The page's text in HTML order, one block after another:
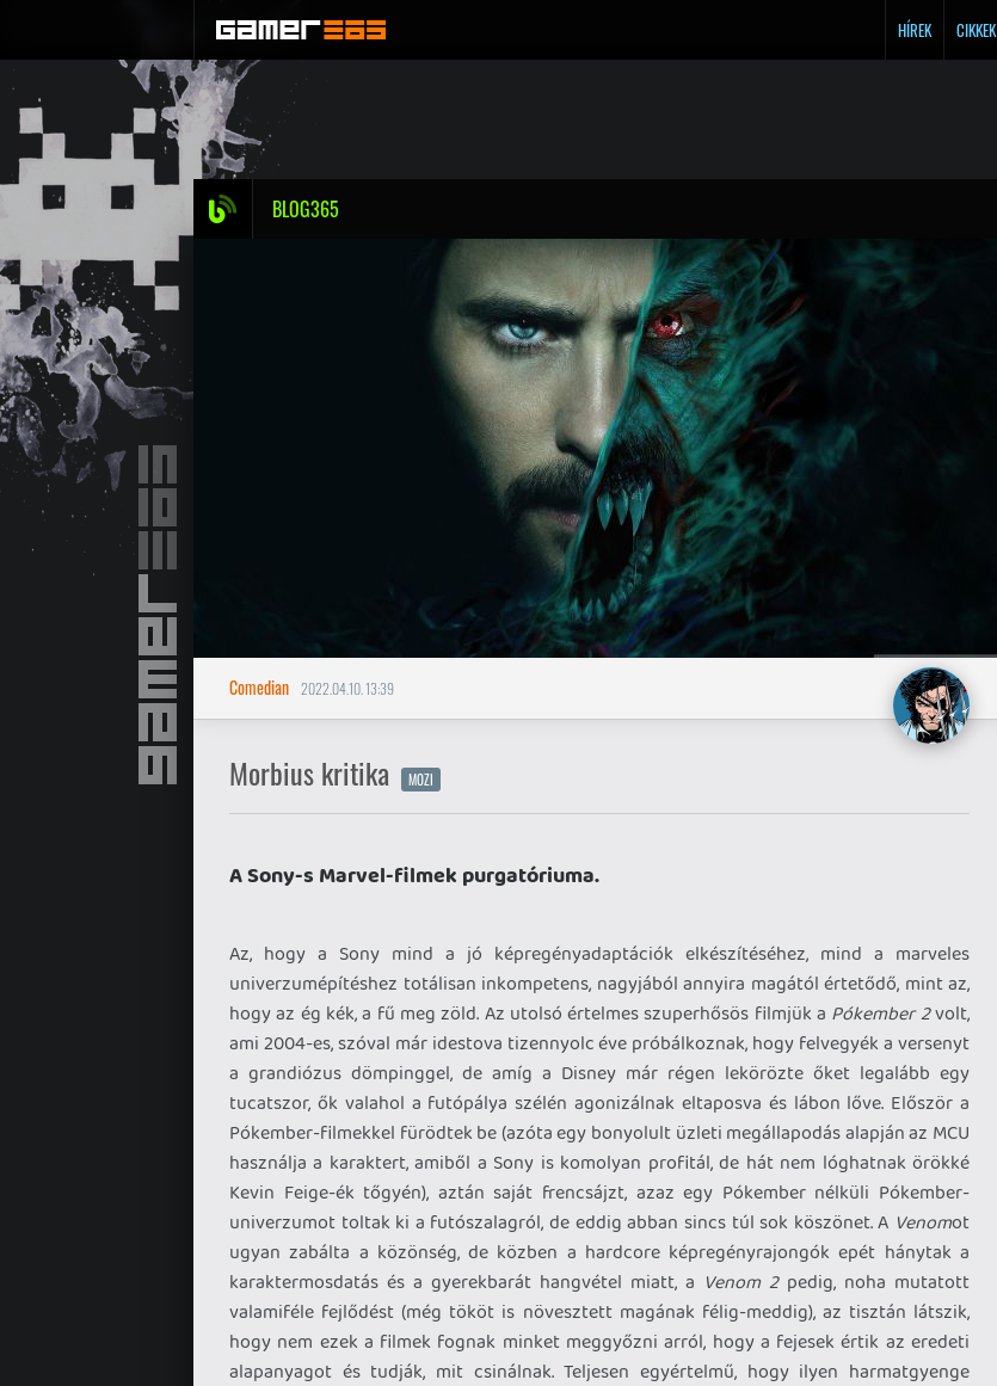
HÍREK CIKKEK
BLOG365
Comedian 2022.04.10. 13:39
Morbius kritika MOZI
A Sony-s Marvel-filmek purgatóriuma.
Az, hogy a Sony mind a jó képregényadaptációk elkészítéséhez, mind a marveles
univerzumépítéshez totálisan inkompetens, nagyjából annyira magától értetődő, mint az,
hogy az ég kék, a fű meg zöld. Az utolsó értelmes szuperhősös filmjük a Pókember 2volt,
ami 2004-es, szóval már idestova tizennyolc éve próbálkoznak, hogy felvegyék a versenyt
a grandiózus dömpinggel, de amíg a Disney már régen lekörözte őket legalább egy
tucatszor, ők valahol a futópálya szélén agonizálnak eltaposva és lábon lőve. Először a
Pókember-filmekkel fürödtek be (azóta egy bonyolult üzleti megállapodás alapján az MCU
használja a karaktert, amiből a Sony is komolyan profitál, de hát nem lóghatnak örökké
Kevin Feige-ék tőgyén), aztán saját frencsájzt, azaz egy Pókember nélküli Pókember-
univerzumot toltak ki a futószalagról, de eddig abban sincs túl sok köszönet. A Venomot
ugyan zabálta a közönség, de közben a hardcore képregényrajongók epét hánytak a
karaktermosdatás és a gyerekbarát hangvétel miatt, a Venom 2pedig, noha mutatott
valamiféle fejlődést (még tököt is növesztett magának félig-meddig), az tisztán látszik,
hogy nem ezek a filmek fognak minket meggyőzni arról, hogy a fejesek értik az eredeti
alapanyagot és tudják, mit csinálnak. Teljesen egyértelmű, hogy ilyen harmatgyenge